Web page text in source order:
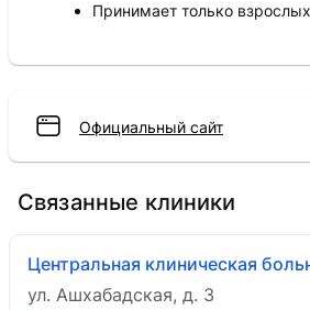
Принимает только взрослых
Официальный сайт
Связанные клиники
Центральная клиническая
ул. Ашхабадская, д. 3